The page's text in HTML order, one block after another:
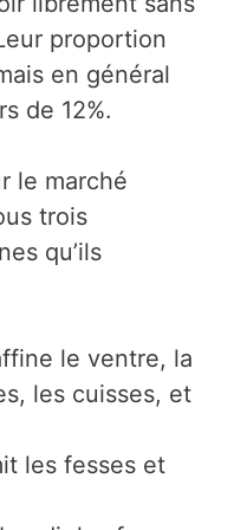
proportion
en général
de 12%.
le marché
trois
qu’ils
le ventre, la
les cuisses, et
les fesses et